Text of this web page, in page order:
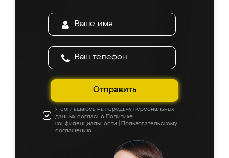
Отправить
Я соглашаюсь на передачу персональных
данных согласно Политике
конфиденциальности
Пользовательскому
соглашению